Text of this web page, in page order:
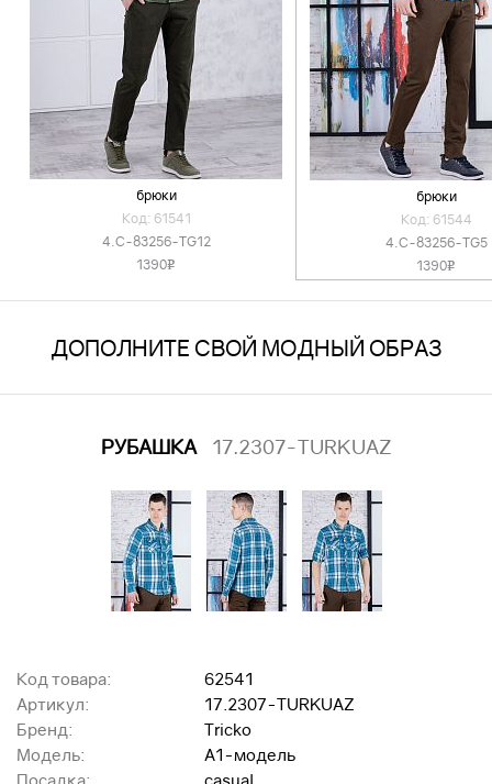
брюки
Код: 61541
4.C-83256-TG12
1390v
брюки
Код: 61544
4.C-83256-TG5
1390v
ДОПОЛНИТЕ СВОЙ МОДНЫЙ ОБРАЗ
РУБАШКА 17.2307-TURKUAZ
Код товара:
62541
Артикул:
17.2307-TURKUAZ
Бренд:
Tricko
Модель:
A1-модель
Посадка:
casual